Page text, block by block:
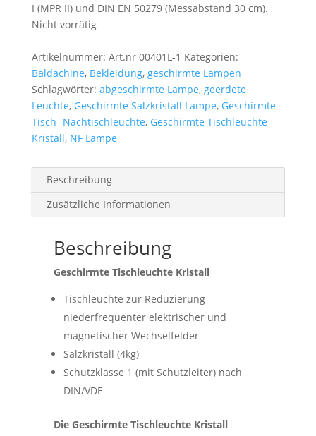
I (MPR II) und DIN EN 50279 (Messabstand 30 cm).
Nicht vorrätig
Artikelnummer: Art.nr 00401L-1 Kategorien:
Baldachine, Bekleidung, geschirmte Lampen
Schlagwörter: abgeschirmte Lampe, geerdete
Leuchte, Geschirmte Salzkristall Lampe, Geschirmte
Tisch- Nachtischleuchte, Geschirmte Tischleuchte
Kristall, NF Lampe
Beschreibung
Zusätzliche Informationen
Beschreibung
Geschirmte Tischleuchte Kristall
Tischleuchte zur Reduzierung
niederfrequenter elektrischer und
magnetischer Wechselfelder
Salzkristall (4kg)
Schutzklasse 1 (mit Schutzleiter) nach
DIN/VDE
Die Geschirmte Tischleuchte Kristall